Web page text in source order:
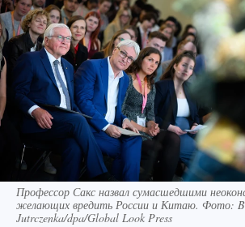
Профессор Сакс назвал сумасшедшими
желающих вредить России и Китаю. Фото:
Jutrczenka/dpa/Global Look Press